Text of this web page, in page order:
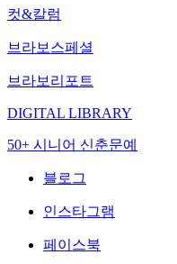
컷&칼럼
브라보스페셜
브라보리포트
DIGITAL LIBRARY
50+ 시니어 신춘문예
블로그
인스타그램
페이스북